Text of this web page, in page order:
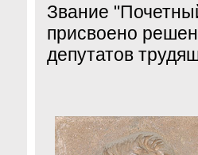
Звание
присвоено
депутатов